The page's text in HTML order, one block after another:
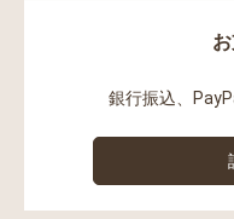
銀行振込、